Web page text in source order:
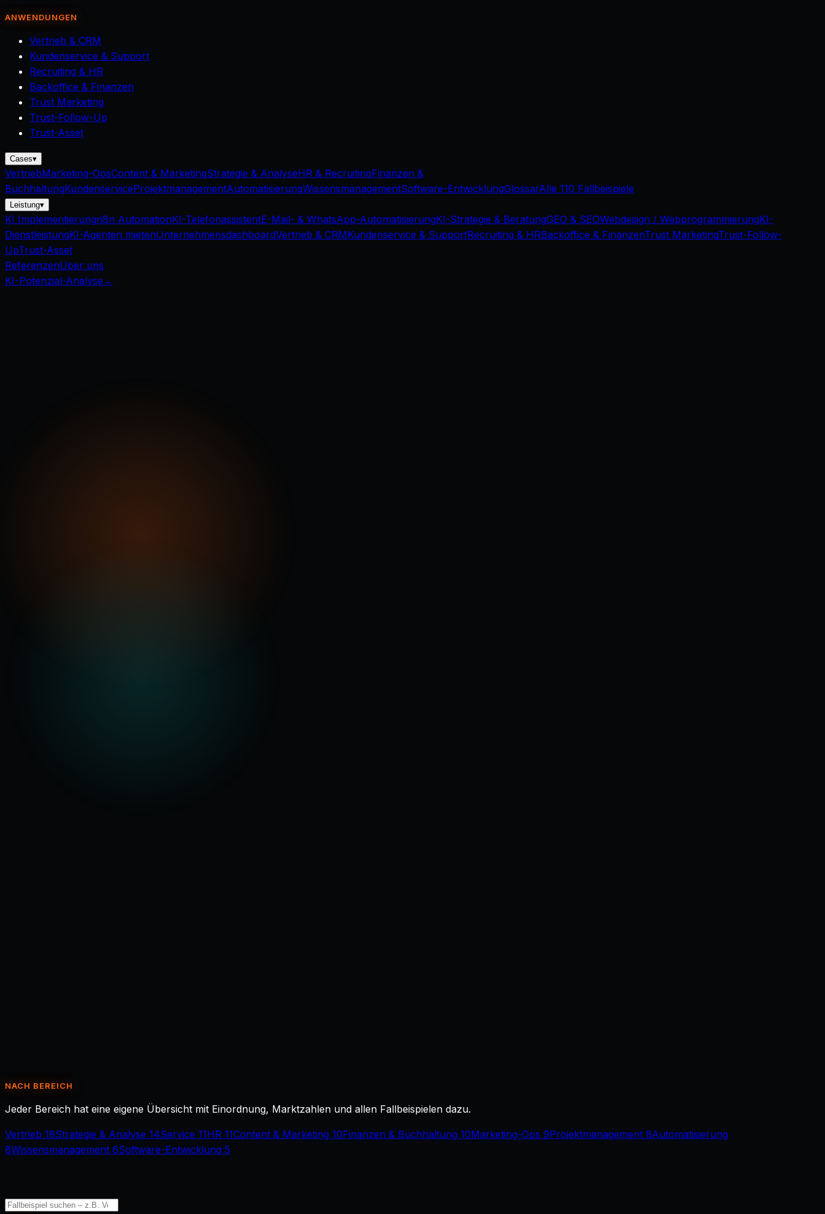
ANWENDUNGEN
Vertrieb & CRM
Kundenservice & Support
Recruiting & HR
Backoffice & Finanzen
Trust Marketing
Trust-Follow-Up
Trust-Asset
Cases▾
VertriebMarketing-OpsContent & MarketingStrategie & AnalyseHR & RecruitingFinanzen &
BuchhaltungKundenserviceProjektmanagementAutomatisierungWissensmanagementSoftware-EntwicklungGlossarAlle 110 Fallbeispiele
Leistung▾
KI Implementierungn8n AutomationKI-TelefonassistentE-Mail- & WhatsApp-AutomatisierungKI-Strategie & BeratungGEO & SEOWebdesign / WebprogrammierungKI-
DienstleistungKI-Agenten mietenUnternehmensdashboardVertrieb & CRMKundenservice & SupportRecruiting & HRBackoffice & FinanzenTrust MarketingTrust-Follow-
UpTrust-Asset
ReferenzenÜber uns
KI-Potenzial-Analyse →
NACH BEREICH
Jeder Bereich hat eine eigene Übersicht mit Einordnung, Marktzahlen und allen Fallbeispielen dazu.
Vertrieb 18Strategie & Analyse 14Service 11HR 11Content & Marketing 10Finanzen & Buchhaltung 10Marketing-Ops 9Projektmanagement 8Automatisierung
8Wissensmanagement 6Software-Entwicklung 5